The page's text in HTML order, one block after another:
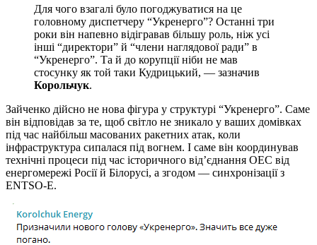
Для чого взагалі було погоджуватися на це
головному диспетчеру “Укренерго”? Останні три
роки він напевно відігравав більшу роль, ніж усі
інші “директори” й “члени наглядової ради” в
“Укренерго”. Та й до корупції ніби не мав
стосунку як той таки Кудрицький, — зазначив
Корольчук.
Зайченко дійсно не нова фігура у структурі “Укренерго”. Саме
він відповідав за те, щоб світло не зникало у ваших домівках
під час найбільш масованих ракетних атак, коли
інфраструктура сипалася під вогнем. І саме він координував
технічні процеси під час історичного від’єднання ОЕС від
енергомережі Росії й Білорусі, а згодом — синхронізації з
ENTSO-E.